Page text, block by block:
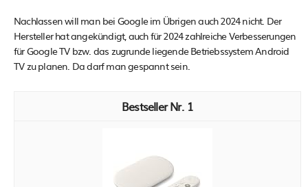
Nachlassen will man bei Google im Übrigen auch 2024 nicht. Der
Hersteller hat angekündigt, auch für 2024 zahlreiche Verbesserungen
für Google TV bzw. das zugrunde liegende Betriebssystem Android
TV zu planen. Da darf man gespannt sein.
1